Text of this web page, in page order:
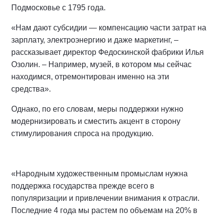
Подмосковье с 1795 года.
«Нам дают субсидии — компенсацию части затрат на
зарплату, электроэнергию и даже маркетинг, –
рассказывает директор Федоскинской фабрики Илья
Озолин. – Например, музей, в котором мы сейчас
находимся, отремонтирован именно на эти
средства».
Однако, по его словам, меры поддержки нужно
модернизировать и сместить акцент в сторону
стимулирования спроса на продукцию.
«Народным художественным промыслам нужна
поддержка государства прежде всего в
популяризации и привлечении внимания к отрасли.
Последние 4 года мы растем по объемам на 20% в